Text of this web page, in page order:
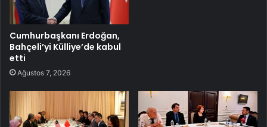
Cumhurbaşkanı Erdoğan,
Bahçeli’yi Külliye’de kabul
etti
Ağustos 7, 2026